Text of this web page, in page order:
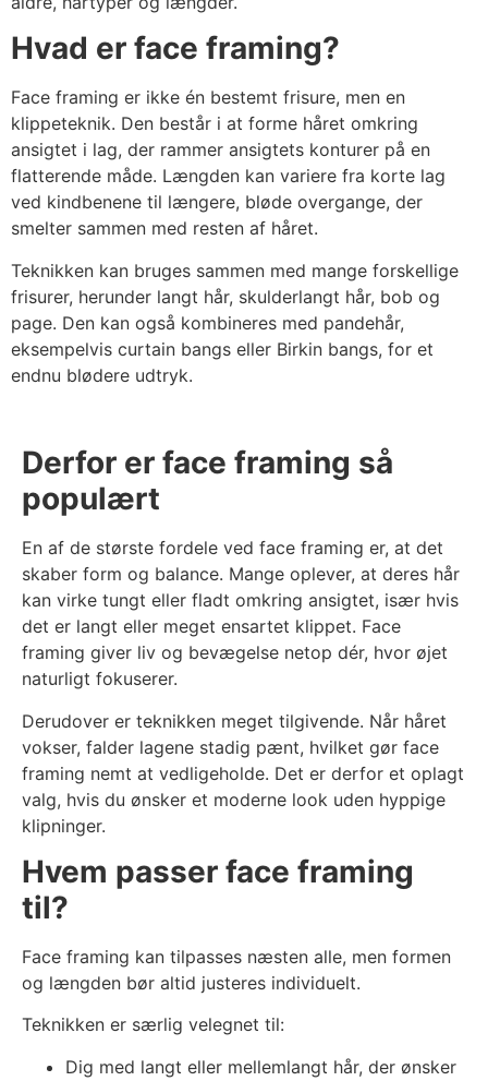
Hvad er face framing?
Face framing er ikke én bestemt frisure, men en
klippeteknik. Den består i at forme håret omkring
ansigtet i lag, der rammer ansigtets konturer på en
flatterende måde. Længden kan variere fra korte lag
ved kindbenene til længere, bløde overgange, der
smelter sammen med resten af håret.
Teknikken kan bruges sammen med mange forskellige
frisurer, herunder langt hår, skulderlangt hår, bob og
page. Den kan også kombineres med pandehår,
eksempelvis curtain bangs eller Birkin bangs, for et
endnu blødere udtryk.
Derfor er face framing så
populært
En af de største fordele ved face framing er, at det
skaber form og balance. Mange oplever, at deres hår
kan virke tungt eller fladt omkring ansigtet, især hvis
det er langt eller meget ensartet klippet. Face
framing giver liv og bevægelse netop dér, hvor øjet
naturligt fokuserer.
Derudover er teknikken meget tilgivende. Når håret
vokser, falder lagene stadig pænt, hvilket gør face
framing nemt at vedligeholde. Det er derfor et oplagt
valg, hvis du ønsker et moderne look uden hyppige
klipninger.
Hvem passer face framing
til?
Face framing kan tilpasses næsten alle, men formen
og længden bør altid justeres individuelt.
Teknikken er særlig velegnet til:
Dig med langt eller mellemlangt hår, der ønsker